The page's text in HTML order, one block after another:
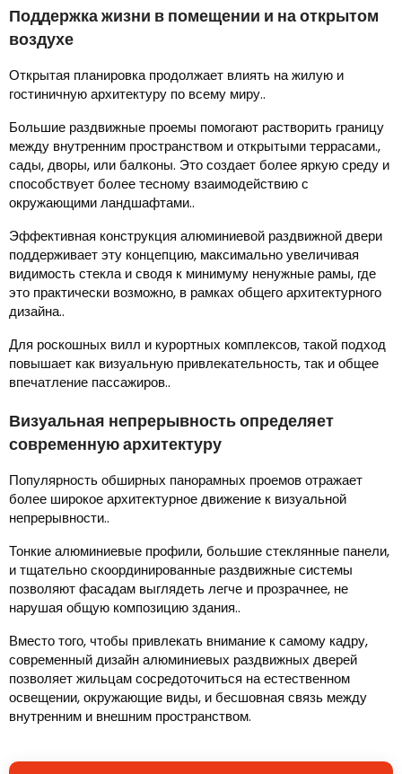
Поддержка жизни в помещении и на открытом
воздухе
Открытая планировка продолжает влиять на жилую и
гостиничную архитектуру по всему миру..
Большие раздвижные проемы помогают растворить границу
между внутренним пространством и открытыми террасами.,
сады, дворы, или балконы. Это создает более яркую среду и
способствует более тесному взаимодействию с
окружающими ландшафтами..
Эффективная конструкция алюминиевой раздвижной двери
поддерживает эту концепцию, максимально увеличивая
видимость стекла и сводя к минимуму ненужные рамы, где
это практически возможно, в рамках общего архитектурного
дизайна..
Для роскошных вилл и курортных комплексов, такой подход
повышает как визуальную привлекательность, так и общее
впечатление пассажиров..
Визуальная непрерывность определяет
современную архитектуру
Популярность обширных панорамных проемов отражает
более широкое архитектурное движение к визуальной
непрерывности..
Тонкие алюминиевые профили, большие стеклянные панели,
и тщательно скоординированные раздвижные системы
позволяют фасадам выглядеть легче и прозрачнее, не
нарушая общую композицию здания..
Вместо того, чтобы привлекать внимание к самому кадру,
современный дизайн алюминиевых раздвижных дверей
позволяет жильцам сосредоточиться на естественном
освещении, окружающие виды, и бесшовная связь между
внутренним и внешним пространством.